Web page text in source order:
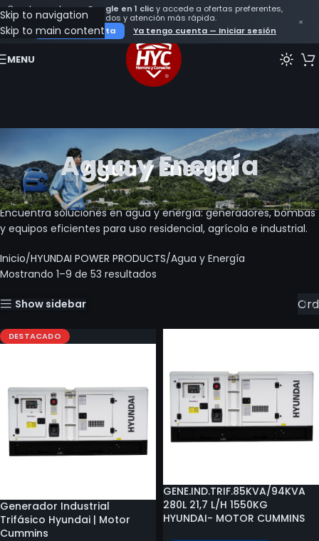
Crea tu cuenta con Google en 1 clicy accede a ofertas preferentes,
seguimiento de tus pedidos y atención más rápida.
Crear mi cuenta
Ya tengo cuenta — Iniciar sesión
×
Skip to navigation
Skip to main content
MENU
Agua y Energía
Encuentra soluciones en agua y energía: generadores, bombas
y equipos eficientes para uso residencial, agrícola e industrial.
Inicio HYUNDAI POWER PRODUCTS Agua y Energía
Mostrando 1–9 de 53 resultados
Show sidebar
DESTACADO
Generador Industrial
Trifásico Hyundai | Motor
Cummins
GENE.IND.TRIF.85KVA/94KVA
280L 21,7 L/H 1550KG
HYUNDAI- MOTOR CUMMINS